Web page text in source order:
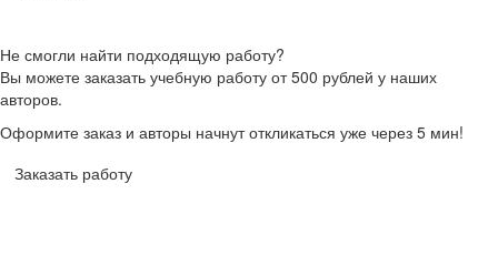
Не смогли найти подходящую работу?
Вы можете заказать учебную работу от 500 рублей у наших
авторов.
Оформите заказ и авторы начнут откликаться уже через 5 мин!
Заказать работу